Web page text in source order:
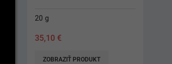
18 g
55,50 €
ZOBRAZIŤ PRODUKT